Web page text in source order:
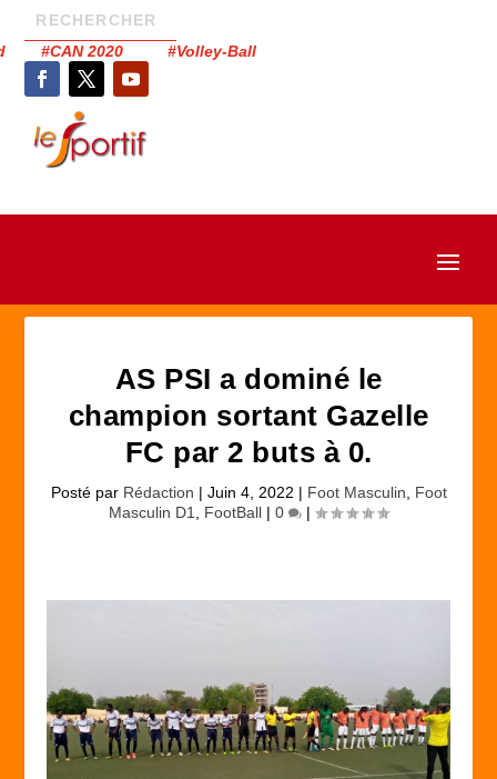
#CAN 2020 #Volley-Ball
AS PSI a dominé le
champion sortant Gazelle
FC par 2 buts à 0.
Posté par Rédaction | Juin 4, 2022 | Foot Masculin
Foot
Masculin D1
FootBall | 0 |